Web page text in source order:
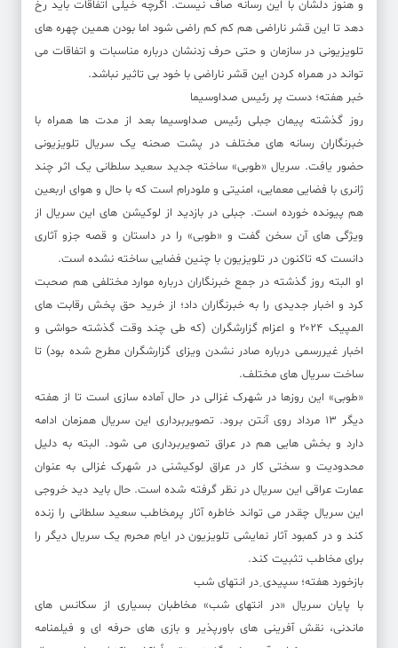
و هنوز دلشان با این رسانه صاف نیست. اگرچه خیلی اتفاقات باید رخ
دهد تا این قشر ناراضی هم کم کم راضی شود اما بودن همین چهره های
تلویزیونی در سازمان و حتی حرف زدنشان درباره مناسبات و اتفاقات می
تواند در همراه کردن این قشر ناراضی با خود بی تاثیر نباشد.
خبر هفته؛ دست پر رئیس صداوسیما
روز گذشته پیمان جبلی رئیس صداوسیما بعد از مدت ها همراه با
خبرنگاران رسانه های مختلف در پشت صحنه یک سریال تلویزیونی
حضور یافت. سریال «طوبی» ساخته جدید سعید سلطانی یک اثر چند
ژانری با فضایی معمایی، امنیتی و ملودرام است که با حال و هوای اربعین
هم پیونده خورده است. جبلی در بازدید از لوکیشن های این سریال از
ویژگی های آن سخن گفت و «طوبی» را در داستان و قصه جزو آثاری
دانست که تاکنون در تلویزیون با چنین فضایی ساخته نشده است.
او البته روز گذشته در جمع خبرنگاران درباره موارد مختلفی هم صحبت
کرد و اخبار جدیدی را به خبرنگاران داد؛ از خرید حق پخش رقابت های
المپیک ۲۰۲۴ و اعزام گزارشگران (که طی چند وقت گذشته حواشی و
اخبار غیررسمی درباره صادر نشدن ویزای گزارشگران مطرح شده بود) تا
ساخت سریال های مختلف.
«طوبی» این روزها در شهرک غزالی در حال آماده سازی است تا از هفته
دیگر ۱۳ مرداد روی آنتن برود. تصویربرداری این سریال همزمان ادامه
دارد و بخش هایی هم در عراق تصویربرداری می شود. البته به دلیل
محدودیت و سختی کار در عراق لوکیشنی در شهرک غزالی به عنوان
عمارت عراقی این سریال در نظر گرفته شده است. حال باید دید خروجی
این سریال چقدر می تواند خاطره آثار پرمخاطب سعید سلطانی را زنده
کند و در کمبود آثار نمایشی تلویزیون در ایام محرم یک سریال دیگر را
برای مخاطب تثبیت کند.
بازخورد هفته؛ سپیدی ِدر انتهای شب
با پایان سریال «در انتهای شب» مخاطبان بسیاری از سکانس های
ماندنی، نقش آفرینی های باورپذیر و بازی های حرفه ای و فیلمنامه